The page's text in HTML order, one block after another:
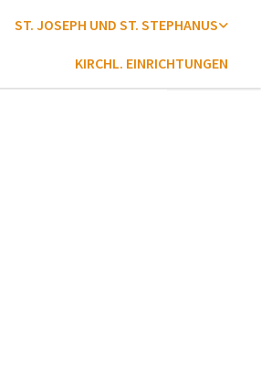
ST. JOSEPH UND ST. STEPHANUS
KIRCHL. EINRICHTUNGEN